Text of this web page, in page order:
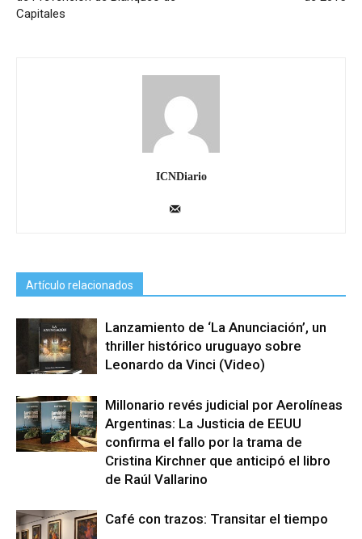
Capitales
ICNDiario
Artículo relacionados
Lanzamiento de ‘La Anunciación’, un
thriller histórico uruguayo sobre
Leonardo da Vinci (Video)
Millonario revés judicial por Aerolíneas
Argentinas: La Justicia de EEUU
confirma el fallo por la trama de
Cristina Kirchner que anticipó el libro
de Raúl Vallarino
Café con trazos: Transitar el tiempo